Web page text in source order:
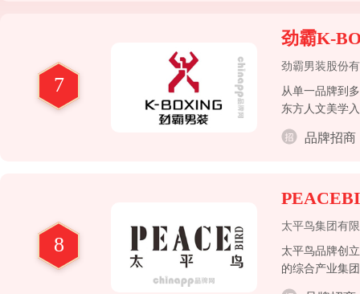
7
劲霸K-
劲霸男装股份
从单一品牌到
东方人文美学
品牌招商
8
太平鸟集团有
太平鸟品牌创
的综合产业集
局。